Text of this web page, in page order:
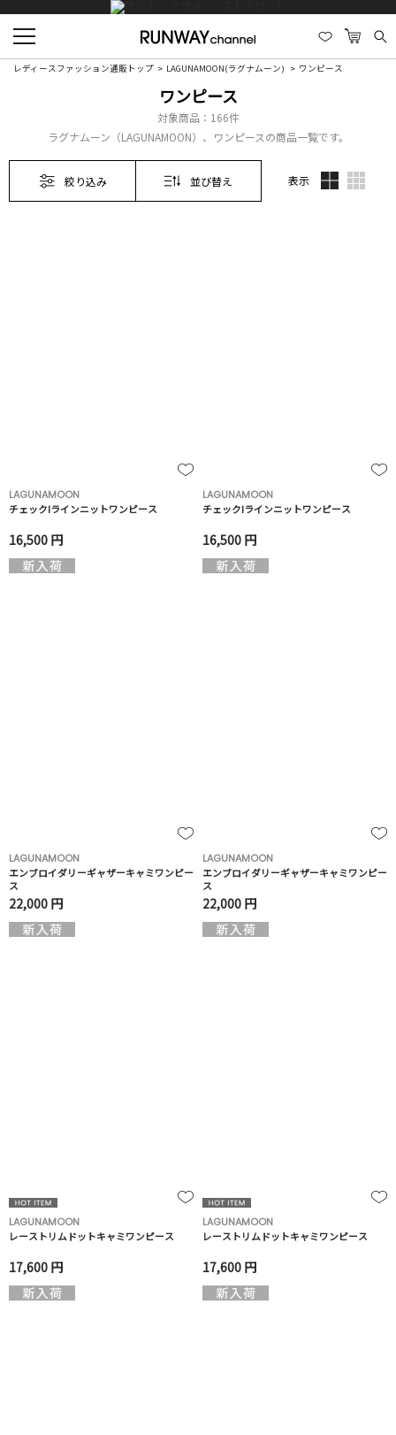
レディースファッション通販トップ LAGUNAMOON(ラグナムーン) ワンピース
ワンピース
対象商品： 166件
ラグナムーン（LAGUNAMOON）、ワンピースの商品一覧です。
絞り込み 並び替え 表示
LAGUNAMOON
チェックIラインニットワンピース
16,500 円
LAGUNAMOON
チェックIラインニットワンピース
16,500 円
LAGUNAMOON
エンブロイダリーギャザーキャミワンピー
ス
22,000 円
LAGUNAMOON
エンブロイダリーギャザーキャミワンピー
ス
22,000 円
LAGUNAMOON
レーストリムドットキャミワンピース
17,600 円
LAGUNAMOON
レーストリムドットキャミワンピース
17,600 円